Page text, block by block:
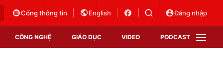
Cổng thông tin English Đăng nhập
CÔNG NGHỆ GIÁO DỤC VIDEO PODCAST